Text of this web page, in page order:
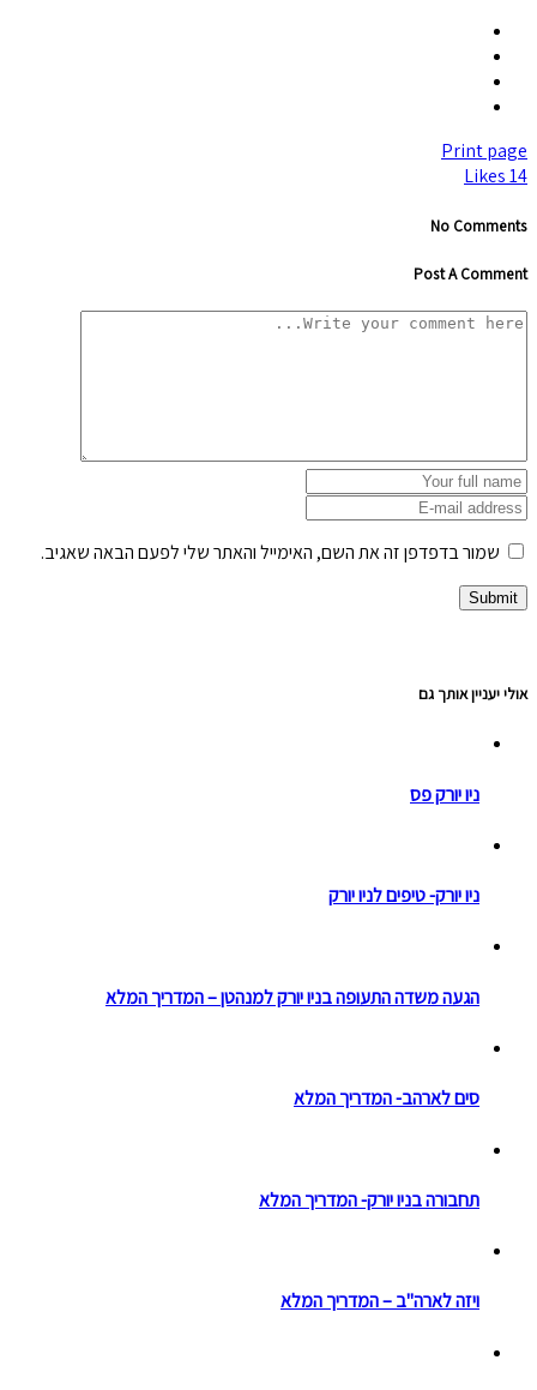
Print page
14
No Comments
Post A Comment
שמור בדפדפן זה את השם, האימייל והאתר שלי לפעם הבאה שאגיב.
אולי יעניין אותך גם
ניו יורק פס
ניו יורק- טיפים לניו יורק
הגעה משדה התעופה בניו יורק למנהטן – המדריך המלא
סים לארהב- המדריך המלא
תחבורה בניו יורק- המדריך המלא
ויזה לארה"ב – המדריך המלא